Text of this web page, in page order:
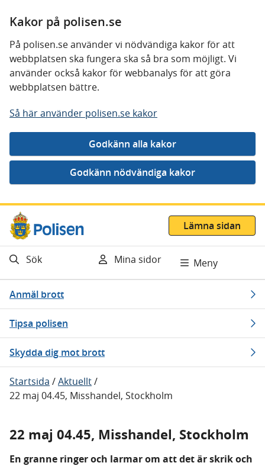
Kakor på polisen.se
På polisen.se använder vi nödvändiga kakor för att
webbplatsen ska fungera ska så bra som möjligt. Vi
använder också kakor för webbanalys för att göra
webbplatsen bättre.
Så här använder polisen.se kakor
Gå direkt till innehåll
Lämna sidan
Sök Mina sidor Meny
Anmäl brott
Tipsa polisen
Skydda dig mot brott
Startsida /Aktuellt/
22 maj 04.45, Misshandel, Stockholm
22 maj 04.45, Misshandel, Stockholm
En granne ringer och larmar om att det är skrik och